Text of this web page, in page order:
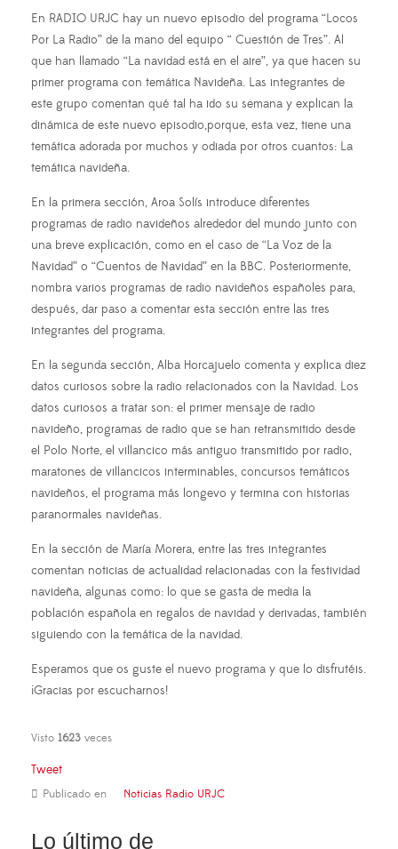
En RADIO URJC hay un nuevo episodio del programa “Locos
Por La Radio” de la mano del equipo “ Cuestión de Tres”. Al
que han llamado “La navidad está en el aire”, ya que hacen su
primer programa con temática Navideña. Las integrantes de
este grupo comentan qué tal ha ido su semana y explican la
dinámica de este nuevo episodio,porque, esta vez, tiene una
temática adorada por muchos y odiada por otros cuantos: La
temática navideña.
En la primera sección, Aroa Solís introduce diferentes
programas de radio navideños alrededor del mundo junto con
una breve explicación, como en el caso de “La Voz de la
Navidad” o “Cuentos de Navidad” en la BBC. Posteriormente,
nombra varios programas de radio navideños españoles para,
después, dar paso a comentar esta sección entre las tres
integrantes del programa.
En la segunda sección, Alba Horcajuelo comenta y explica diez
datos curiosos sobre la radio relacionados con la Navidad. Los
datos curiosos a tratar son: el primer mensaje de radio
navideño, programas de radio que se han retransmitido desde
el Polo Norte, el villancico más antiguo transmitido por radio,
maratones de villancicos interminables, concursos temáticos
navideños, el programa más longevo y termina con historias
paranormales navideñas.
En la sección de María Morera, entre las tres integrantes
comentan noticias de actualidad relacionadas con la festividad
navideña, algunas como: lo que se gasta de media la
población española en regalos de navidad y derivadas, también
siguiendo con la temática de la navidad.
Esperamos que os guste el nuevo programa y que lo disfrutéis.
¡Gracias por escucharnos!
Visto 1623 veces
Tweet
Publicado en Noticias Radio URJC
Lo último de